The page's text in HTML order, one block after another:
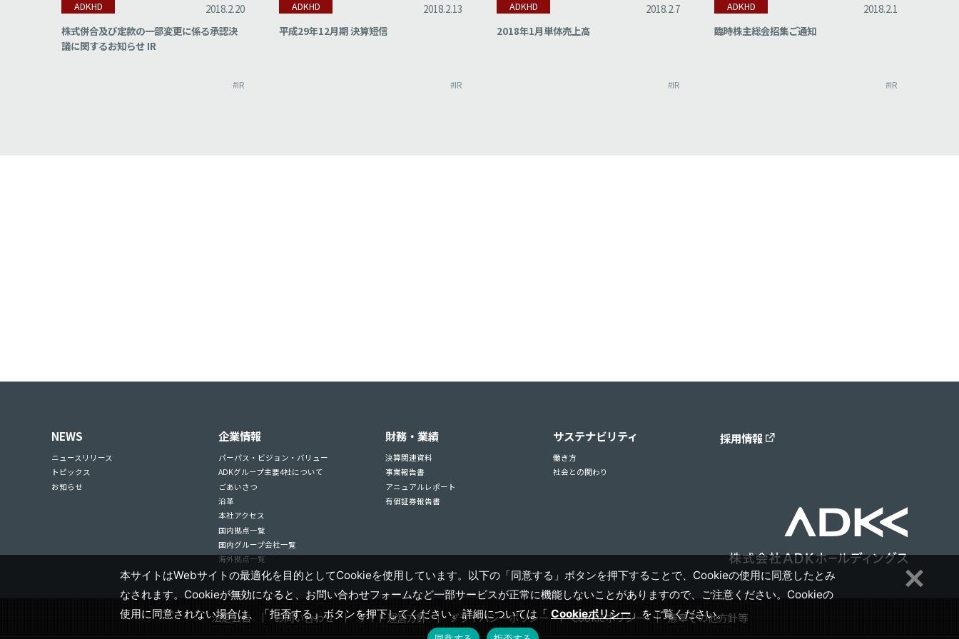
ADKHD
2018.2.20
株式併合及び定款の一部変更に係る承認決
議に関するお知らせ IR
#IR
ADKHD
2018.2.13
平成29年12月期 決算短信
#IR
ADKHD
2018.2.7
2018年1月単体売上高
#IR
ADKHD
2018.2.1
臨時株主総会招集ご通知
#IR
NEWS
ニュースリリース
トピックス
お知らせ
企業情報
パーパス・ビジョン・バリュー
ADKグループ主要4社について
ごあいさつ
沿革
本社アクセス
国内拠点一覧
国内グループ会社一覧
海外拠点一覧
財務・業績
決算関連資料
事業報告書
アニュアルレポート
有価証券報告書
サステナビリティ
働き方
社会との関わり
採用情報
法定公告 お問い合わせ サイト運営方針 プライバシーポリシー Cookieポリシー 憲章その他方針等
本サイトはWebサイトの最適化を目的としてCookieを使用しています。以下の「同意する」ボタンを押下することで、Cookieの使用に同意したとみ
なされます。Cookieが無効になると、お問い合わせフォームなど一部サービスが正常に機能しないことがありますので、ご注意ください。Cookieの
使用に同意されない場合は、「拒否する」ボタンを押下してください。詳細については「 Cookieポリシー」をご覧ください。